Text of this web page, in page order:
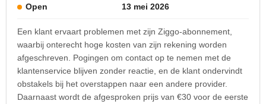
Open 13 mei 2026
Een klant ervaart problemen met zijn Ziggo-abonnement,
waarbij onterecht hoge kosten van zijn rekening worden
afgeschreven. Pogingen om contact op te nemen met de
klantenservice blijven zonder reactie, en de klant ondervindt
obstakels bij het overstappen naar een andere provider.
Daarnaast wordt de afgesproken prijs van €30 voor de eerste